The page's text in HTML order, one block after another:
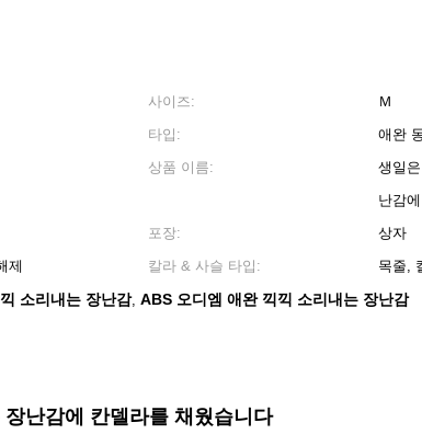
사이즈:
Ｍ
타입:
애완
상품 이름:
생일
난감
포장:
상자
제 칼라 & 사슬 타입:
목줄,
소리내는 장난감, ABS 오디엠 애완 끽끽 소리내는 장난감
난감에 칸델라를 채웠습니다